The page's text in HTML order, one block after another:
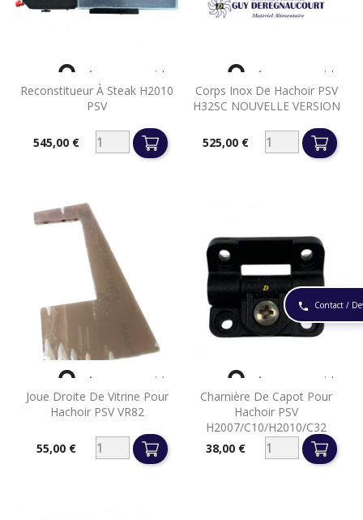
phone Contact /
Reconstitueur À Steak H2010
PSV
Prix545,00 €
 Aperçu rapide
Corps Inox De Hachoir PSV
H32SC NOUVELLE VERSION
Prix525,00 €
 Aperçu rapide
Joue Droite De Vitrine Pour
Hachoir PSV VR82
Prix55,00 €
 Aperçu rapide
Charnière De Capot Pour
Hachoir PSV
H2007/C10/H2010/C32
Prix38,00 €
 Aperçu rapide